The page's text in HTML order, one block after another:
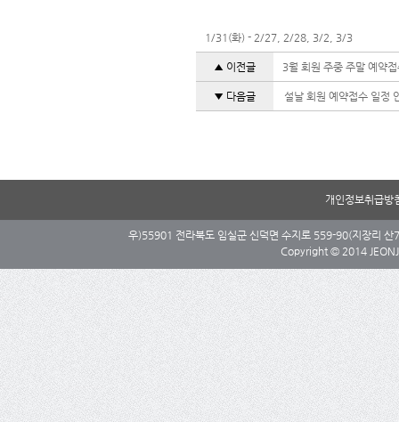
1/31(화) - 2/27, 2/28, 3/2, 3/3
▲ 이전글 3월 회원 주중 주말 예약
▼ 다음글 설날 회원 예약접수 일정
개인정보취급방
우)55901 전라북도 임실군 신덕면 수지로 559-90(지장
Copyright © 2014